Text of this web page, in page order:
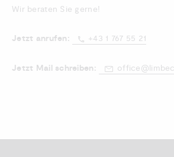
Wir beraten Sie gerne!
Jetzt anrufen: +43 1 767 55 21
Jetzt Mail schreiben: